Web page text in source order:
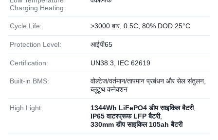
Charging Heating:
Cycle Life: >3000 बार, 0.5C, 80% DOD 25°C
Protection Level: आईपी65
Certification: UN38.3, IEC 62619
Built-in BMS:
वोल्टेज/वर्तमान/तापमान प्रबंधन और सेल संतुलन,
ब्लूटूथ कनेक्शन
High Light: 1344Wh LiFePO4 डीप साइकिल बैटरी,
IP65 वाटरप्रूफ LFP बैटरी,
330mm डीप साइकिल 105ah बैटरी